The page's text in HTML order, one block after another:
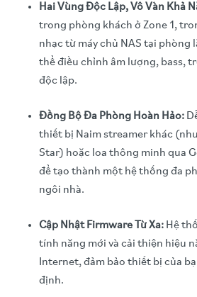
Hai Vùng Độc Lập, Vô Vàn Khả
trong phòng khách ở Zone 1,
nhạc từ máy chủ NAS tại phòng
thể điều chỉnh âm lượng, bass,
độc lập.
Đồng Bộ Đa Phòng Hoàn Hảo:
thiết bị Naim streamer khác
Star) hoặc loa thông minh qua
để tạo thành một hệ thống đa
ngôi nhà.
Cập Nhật Firmware Từ Xa: Hệ
tính năng mới và cải thiện hiệu
Internet, đảm bảo thiết bị của
định.